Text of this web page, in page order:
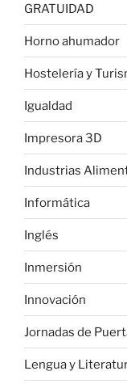
GRATUIDAD
Horno ahumador
Hostelería y
Igualdad
Impresora 3D
Industrias
Informática
Inglés
Inmersión
Innovación
Jornadas de
Lengua y